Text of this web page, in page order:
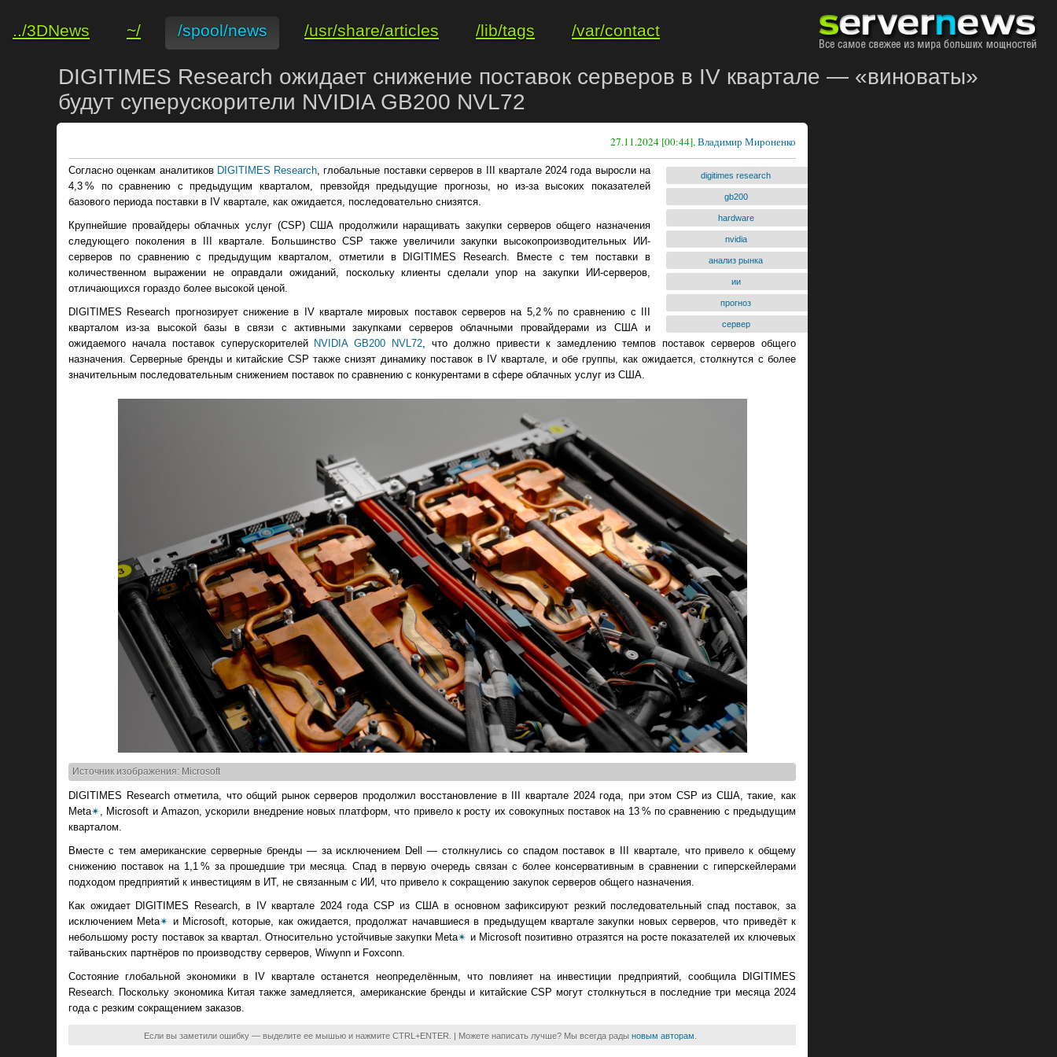
../3DNews ~/ /spool/news /usr/share/articles /lib/tags /var/contact
DIGITIMES Research ожидает снижение поставок серверов в IV квартале — «виноваты»
будут суперускорители NVIDIA GB200 NVL72
27.11.2024 [00:44],Владимир Мироненко
digitimes research
gb200
hardware
nvidia
анализ рынка
ии
прогноз
сервер
Согласно оценкам аналитиков DIGITIMES Research, глобальные поставки серверов в III квартале 2024 года выросли на
4,3 % по сравнению с предыдущим кварталом, превзойдя предыдущие прогнозы, но из-за высоких показателей
базового периода поставки в IV квартале, как ожидается, последовательно снизятся.
Крупнейшие провайдеры облачных услуг (CSP) США продолжили наращивать закупки серверов общего назначения
следующего поколения в III квартале. Большинство CSP также увеличили закупки высокопроизводительных ИИ-
серверов по сравнению с предыдущим кварталом, отметили в DIGITIMES Research. Вместе с тем поставки в
количественном выражении не оправдали ожиданий, поскольку клиенты сделали упор на закупки ИИ-серверов,
отличающихся гораздо более высокой ценой.
DIGITIMES Research прогнозирует снижение в IV квартале мировых поставок серверов на 5,2 % по сравнению с III
кварталом из-за высокой базы в связи с активными закупками серверов облачными провайдерами из США и
ожидаемого начала поставок суперускорителей NVIDIA GB200 NVL72, что должно привести к замедлению темпов поставок серверов общего
назначения. Серверные бренды и китайские CSP также снизят динамику поставок в IV квартале, и обе группы, как ожидается, столкнутся с более
значительным последовательным снижением поставок по сравнению с конкурентами в сфере облачных услуг из США.
Источник изображения: Microsoft
DIGITIMES Research отметила, что общий рынок серверов продолжил восстановление в III квартале 2024 года, при этом CSP из США, такие, как
Meta✴ , Microsoft и Amazon, ускорили внедрение новых платформ, что привело к росту их совокупных поставок на 13 % по сравнению с предыдущим
кварталом.
Вместе с тем американские серверные бренды — за исключением Dell — столкнулись со спадом поставок в III квартале, что привело к общему
снижению поставок на 1,1 % за прошедшие три месяца. Спад в первую очередь связан с более консервативным в сравнении с гиперскейлерами
подходом предприятий к инвестициям в ИТ, не связанным с ИИ, что привело к сокращению закупок серверов общего назначения.
Как ожидает DIGITIMES Research, в IV квартале 2024 года CSP из США в основном зафиксируют резкий последовательный спад поставок, за
исключением Meta✴ и Microsoft, которые, как ожидается, продолжат начавшиеся в предыдущем квартале закупки новых серверов, что приведёт к
небольшому росту поставок за квартал. Относительно устойчивые закупки Meta✴ и Microsoft позитивно отразятся на росте показателей их ключевых
тайваньских партнёров по производству серверов, Wiwynn и Foxconn.
Состояние глобальной экономики в IV квартале останется неопределённым, что повлияет на инвестиции предприятий, сообщила DIGITIMES
Research. Поскольку экономика Китая также замедляется, американские бренды и китайские CSP могут столкнуться в последние три месяца 2024
года с резким сокращением заказов.
Если вы заметили ошибку — выделите ее мышью и нажмите CTRL+ENTER. | Можете написать лучше? Мы всегда рады новым авторам